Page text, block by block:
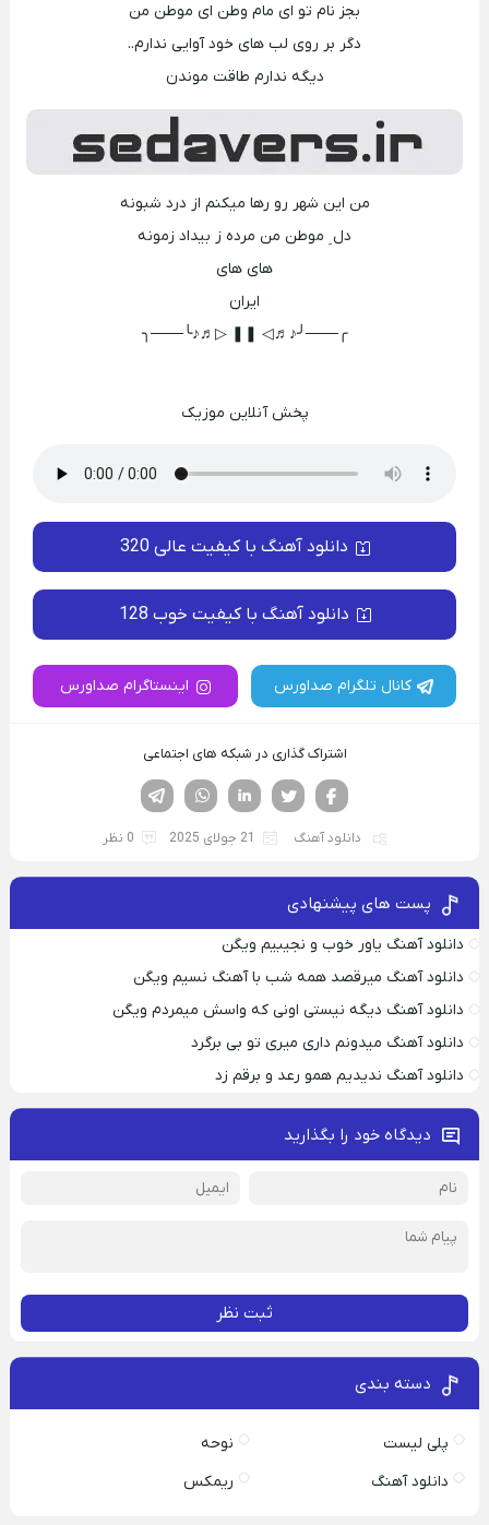
بجز نام تو ای مام وطن ای موطن من
دگر بر روی لب های خود آوایی ندارم..
دیگه ندارم طاقت موندن
من این شهر رو رها میکنم از درد شبونه
دل ِ موطن من مرده ز بیداد زمونه
های های
ایران
╭───╯♪♬◁ ❚❚ ▷♬♪╰───╮
پخش آنلاین موزیک
دانلود آهنگ با کیفیت عالی 320
دانلود آهنگ با کیفیت خوب 128
کانال تلگرام صداورس اینستاگرام صداورس
اشتراک گذاری در شبکه های اجتماعی
لینکدین تویتر
فیسوک
دانلود آهنگ 21 جولای 2025 0 نظر
پست های پیشنهادی
دانلود آهنگ یاور خوب و نجیبیم ویگن
دانلود آهنگ میرقصد همه شب با آهنگ نسیم ویگن
دانلود آهنگ دیگه نیستی اونی که واسش میمردم ویگن
دانلود آهنگ میدونم داری میری تو بی برگرد
دانلود آهنگ ندیدیم همو رعد و برقم زد
دیدگاه خود را بگذارید
ثبت نظر
دسته بندی
پلی لیست
نوحه
دانلود آهنگ
ریمکس